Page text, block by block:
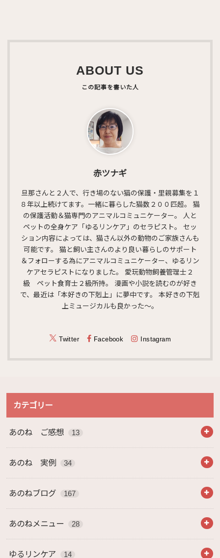
ABOUT US
赤ツナギ
旦那さんと２人で、行き場のない猫の保護・里親募集を１
８年以上続けてます。一緒に暮らした猫数２００匹超。 猫
の保護活動＆猫専門のアニマルコミュニケーター。 人と
ペットの全身ケア「ゆるリンケア」のセラピスト。 セッ
ション内容によっては、猫さん以外の動物のご家族さんも
可能です。 猫と飼い主さんのより良い暮らしのサポート
＆フォローする為にアニマルコミュニケーター、ゆるリン
ケアセラピストになりました。 愛玩動物飼養管理士２
級 ペット食育士２級所持。 漫画や小説を読むのが好き
で、最近は「本好きの下剋上」に夢中です。 本好きの下剋
上ミュージカルも良かった～。
Twitter Facebook Instagram
カテゴリー
あのね ご感想 13
あのね 実例 34
あのねブログ 167
あのねメニュー 28
ゆるリンケア 14